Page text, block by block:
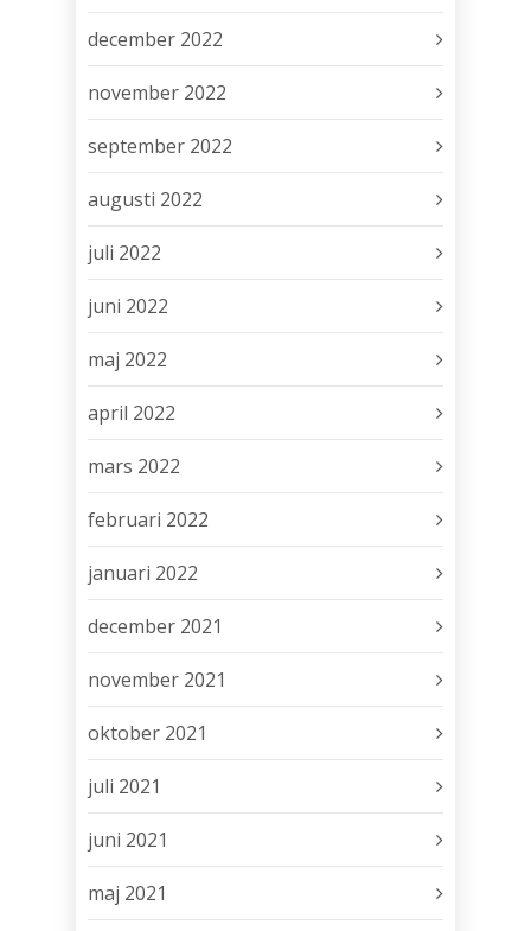
december 2022
november 2022
september 2022
augusti 2022
juli 2022
juni 2022
maj 2022
april 2022
mars 2022
februari 2022
januari 2022
december 2021
november 2021
oktober 2021
juli 2021
juni 2021
maj 2021